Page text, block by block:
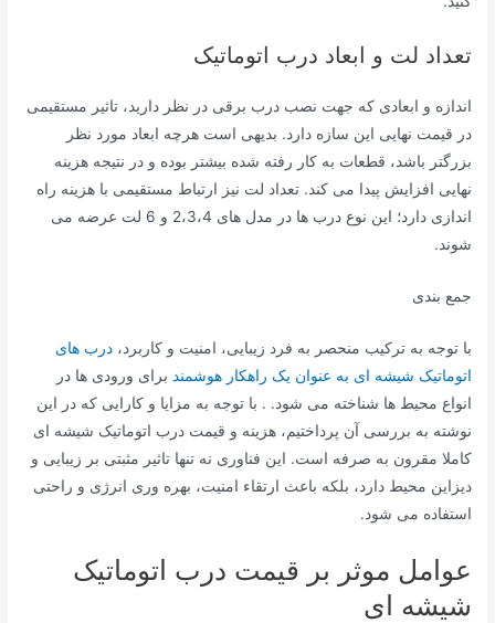
تعداد لت و ابعاد درب اتوماتیک
اندازه و ابعادی که جهت نصب درب برقی در نظر دارید، تاثیر مستقیمی
در قیمت نهایی این سازه دارد. بدیهی است هرچه ابعاد مورد نظر
بزرگتر باشد، قطعات به کار رفته شده بیشتر بوده و در نتیجه هزینه
نهایی افزایش پیدا می کند. تعداد لت نیز ارتباط مستقیمی با هزینه راه
اندازی دارد؛ این نوع درب ها در مدل های 2،3،4 و 6 لت عرضه می
شوند.
جمع بندی
با توجه به ترکیب منحصر به فرد زیبایی، امنیت و کاربرد،درب های
اتوماتیک شیشه ای به عنوان یک راهکار هوشمند برای ورودی ها در
انواع محیط ها شناخته می شود. . با توجه به مزایا و کارایی که در این
نوشته به بررسی آن پرداختیم، هزینه و قیمت درب اتوماتیک شیشه ای
کاملا مقرون به صرفه است. این فناوری نه ‌تنها تاثیر مثبتی بر زیبایی و
دیزاین محیط دارد، بلکه باعث ارتقاء امنیت، بهره ‌وری انرژی و راحتی
استفاده می شود.
عوامل موثر بر قیمت درب اتوماتیک
شیشه ای